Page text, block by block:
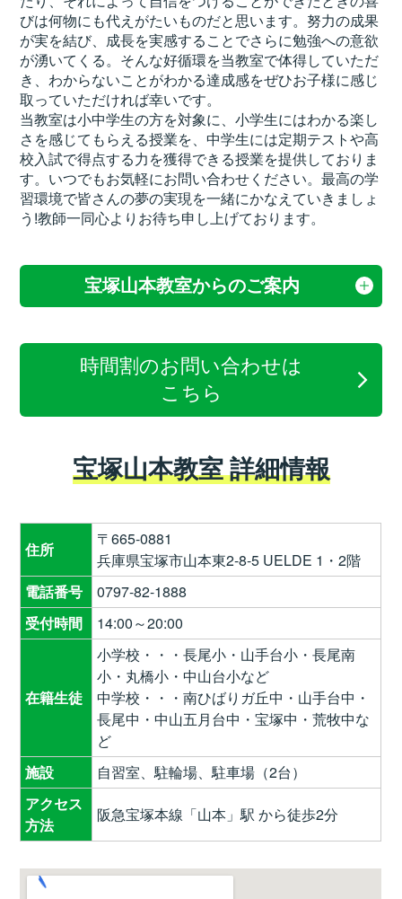
びは何物にも代えがたいものだと思います。努力の成果
が実を結び、成長を実感することでさらに勉強への意欲
が湧いてくる。そんな好循環を当教室で体得していただ
き、わからないことがわかる達成感をぜひお子様に感じ
取っていただければ幸いです。
当教室は小中学生の方を対象に、小学生にはわかる楽し
さを感じてもらえる授業を、中学生には定期テストや高
校入試で得点する力を獲得できる授業を提供しておりま
す。いつでもお気軽にお問い合わせください。最高の学
習環境で皆さんの夢の実現を一緒にかなえていきましょ
う!教師一同心よりお待ち申し上げております。
宝塚山本教室からのご案内
時間割のお問い合わせは
こちら
宝塚山本教室 詳細情報
住所
〒665-0881
兵庫県宝塚市山本東2-8-5 UELDE 1・2階
電話番号
0797-82-1888
受付時間
14:00～20:00
在籍生徒
小学校・・・長尾小・山手台小・長尾南
小・丸橋小・中山台小など
中学校・・・南ひばりガ丘中・山手台中・
長尾中・中山五月台中・宝塚中・荒牧中な
ど
施設
自習室、駐輪場、駐車場（2台）
アクセス
方法
阪急宝塚本線「山本」駅 から徒歩2分